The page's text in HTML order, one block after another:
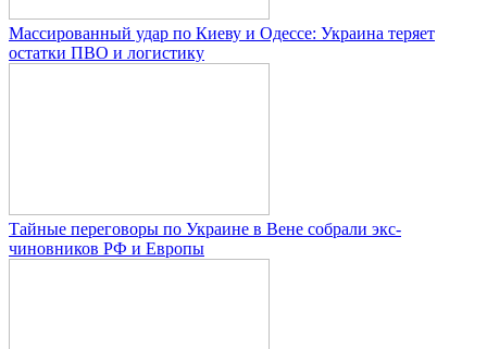
Массированный удар по Киеву и Одессе: Украина теряет
остатки ПВО и логистику
Тайные переговоры по Украине в Вене собрали экс-
чиновников РФ и Европы